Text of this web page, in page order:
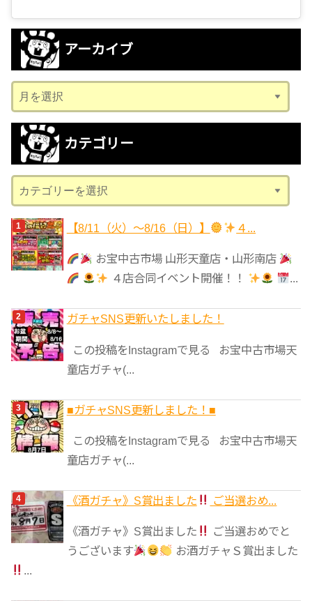
アーカイブ
ー
カ
ブ
カテゴリー
テ
ゴ
リ
ー
【8/11（火）～8/16（日）】 ４...
お宝中古市場 山形天童店・山形南店
４店合同イベント開催！！
...
ガチャSNS更新いたしました！
この投稿をInstagramで見る お宝中古市場天
童店ガチャ(...
■ガチャSNS更新しました！■
この投稿をInstagramで見る お宝中古市場天
童店ガチャ(...
《酒ガチャ》S賞出ました ご当選おめ...
《酒ガチャ》S賞出ました
ご当選おめでと
うございます
お酒ガチャＳ賞出ました
...